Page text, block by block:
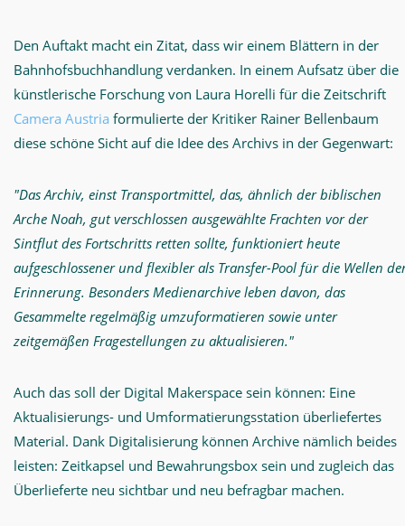
Den Auftakt macht ein Zitat, dass wir einem Blättern in der
Bahnhofsbuchhandlung verdanken. In einem Aufsatz über die
künstlerische Forschung von Laura Horelli für die Zeitschrift
Camera Austria formulierte der Kritiker Rainer Bellenbaum
diese schöne Sicht auf die Idee des Archivs in der Gegenwart:
"Das Archiv, einst Transportmittel, das, ähnlich der biblischen
Arche Noah, gut verschlossen ausgewählte Frachten vor der
Sintflut des Fortschritts retten sollte, funktioniert heute
aufgeschlossener und flexibler als Transfer-Pool für die Wellen
Erinnerung. Besonders Medienarchive leben davon, das
Gesammelte regelmäßig umzuformatieren sowie unter
zeitgemäßen Fragestellungen zu aktualisieren."
Auch das soll der Digital Makerspace sein können: Eine
Aktualisierungs- und Umformatierungsstation überliefertes
Material. Dank Digitalisierung können Archive nämlich beides
leisten: Zeitkapsel und Bewahrungsbox sein und zugleich das
Überlieferte neu sichtbar und neu befragbar machen.